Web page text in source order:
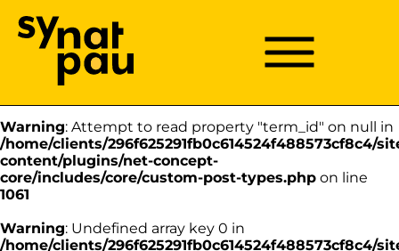
Passer
Menu principal
Menu
Warning: Undefined array key 0 in
/home/clients/296f625291fb0c614524f488573cf8c4/
content/plugins/net-concept-
core/includes/core/custom-post-types.php
Warning: Attempt to read property "term_id" on null in
/home/clients/296f625291fb0c614524f488573cf8c4/
content/plugins/net-concept-
core/includes/core/custom-post-types.php on line
1061
Warning: Undefined array key 0 in
/home/clients/296f625291fb0c614524f488573cf8c4/